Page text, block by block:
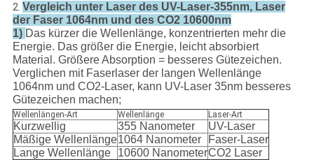
2. Vergleich unter Laser des UV-Laser-355nm, Laser
der Faser 1064nm und des CO2 10600nm
1) Das kürzer die Wellenlänge, konzentrierten mehr die
Energie. Das größer die Energie, leicht absorbiert
Material. Größere Absorption = besseres Gütezeichen.
Verglichen mit Faserlaser der langen Wellenlänge
1064nm und CO2-Laser, kann UV-Laser 35nm besseres
Gütezeichen machen;
Wellenlängen-Art Wellenlänge Laser-Art
Kurzwellig 355 Nanometer
UV-Laser
Mäßige Wellenlänge1064 Nanometer
Faser-Laser
Lange Wellenlänge
10600 NanometerCO2 Laser